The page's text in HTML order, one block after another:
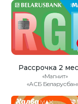
Рассрочка 2
«Магнит»
«АСБ